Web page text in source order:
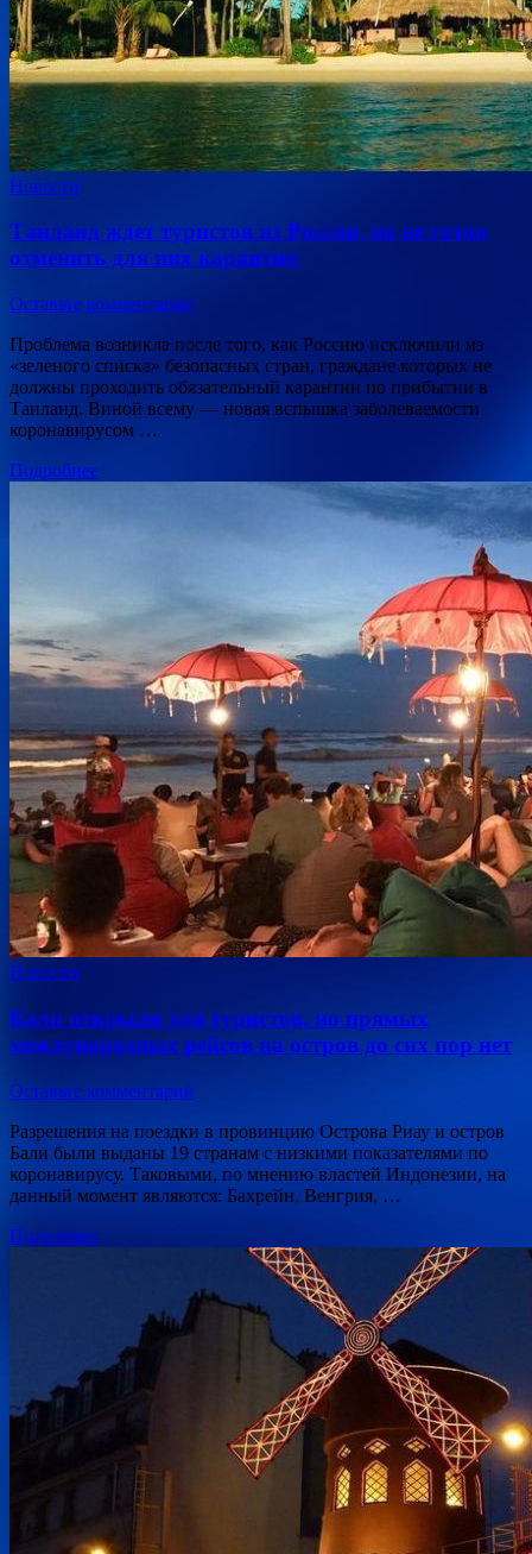
Новости
Таиланд ждет туристов из России, но не готов
отменить для них карантин
Оставьте комментарий
Проблема возникла после того, как Россию исключили из
«зеленого списка» безопасных стран, граждане которых не
должны проходить обязательный карантин по прибытии в
Таиланд. Виной всему — новая вспышка заболеваемости
коронавирусом …
Подробнее
Новости
Бали открыли для туристов, но прямых
международных рейсов на остров до сих пор нет
Оставьте комментарий
Разрешения на поездки в провинцию Острова Риау и остров
Бали были выданы 19 странам с низкими показателями по
коронавирусу. Таковыми, по мнению властей Индонезии, на
данный момент являются: Бахрейн, Венгрия, …
Подробнее